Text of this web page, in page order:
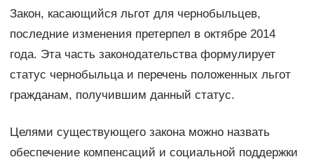
Закон, касающийся льгот для чернобыльцев,
последние изменения претерпел в октябре 2014
года. Эта часть законодательства формулирует
статус чернобыльца и перечень положенных льгот
гражданам, получившим данный статус.
Целями существующего закона можно назвать
обеспечение компенсаций и социальной поддержки